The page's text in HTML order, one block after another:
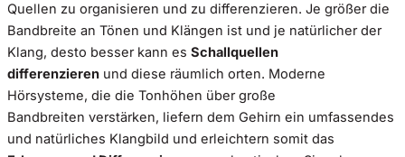
Quellen zu organisieren und zu differenzieren. Je größer die
Bandbreite an Tönen und Klängen ist und je natürlicher der
Klang, desto besser kann es Schallquellen
differenzieren und diese räumlich orten. Moderne
Hörsysteme, die die Tonhöhen über große
Bandbreiten verstärken, liefern dem Gehirn ein umfassendes
und natürliches Klangbild und erleichtern somit das